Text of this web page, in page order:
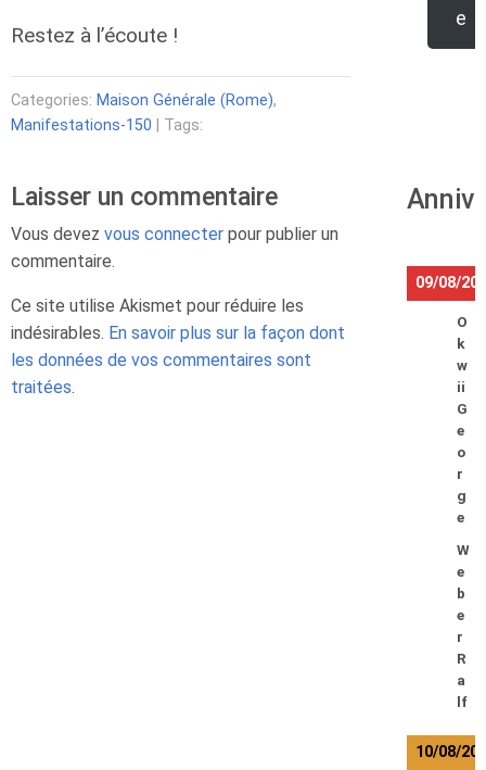
Restez à l’écoute !
Categories: Maison Générale (Rome),
Manifestations-150 | Tags:
Laisser un commentaire
Vous devez vous connecter pour publier un
commentaire.
Ce site utilise Akismet pour réduire les
indésirables. En savoir plus sur la façon dont
les données de vos commentaires sont
traitées.
e
09/08/
O
k
w
ii
G
e
o
r
g
e
W
e
b
e
r
R
a
lf
10/08/